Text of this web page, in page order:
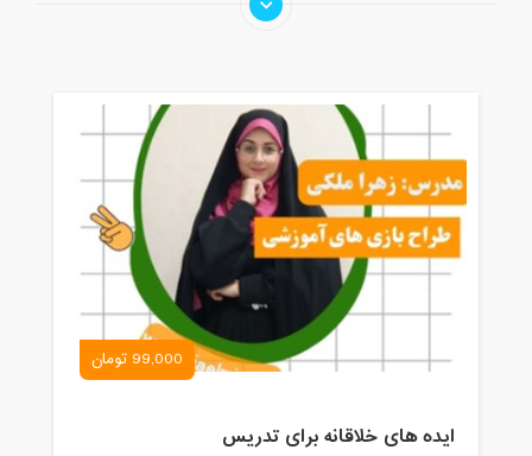
99,000 تومان
ایده های خلاقانه برای تدریس